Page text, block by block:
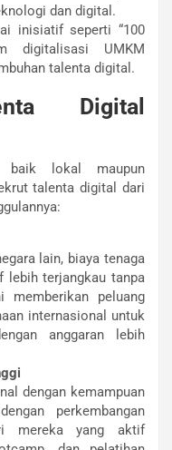
dan digital.
inisiatif seperti “100
digitalisasi UMKM
talenta digital.
Digital
baik lokal maupun
talenta digital dari
lain, biaya tenaga
lebih terjangkau tanpa
memberikan peluang
internasional untuk
anggaran lebih
dengan kemampuan
perkembangan
mereka yang aktif